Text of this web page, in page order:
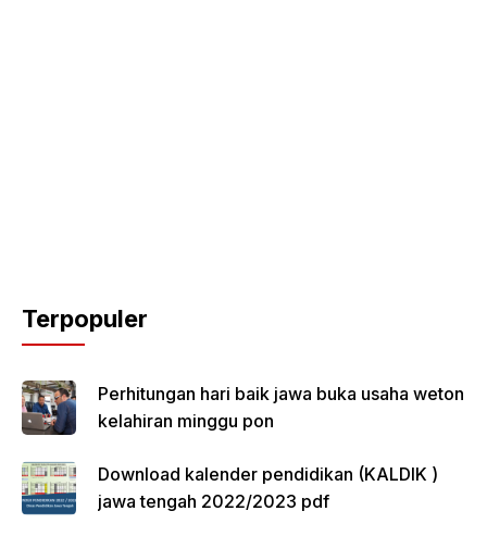
Terpopuler
Perhitungan hari baik jawa buka usaha weton
kelahiran minggu pon
Download kalender pendidikan (KALDIK )
jawa tengah 2022/2023 pdf